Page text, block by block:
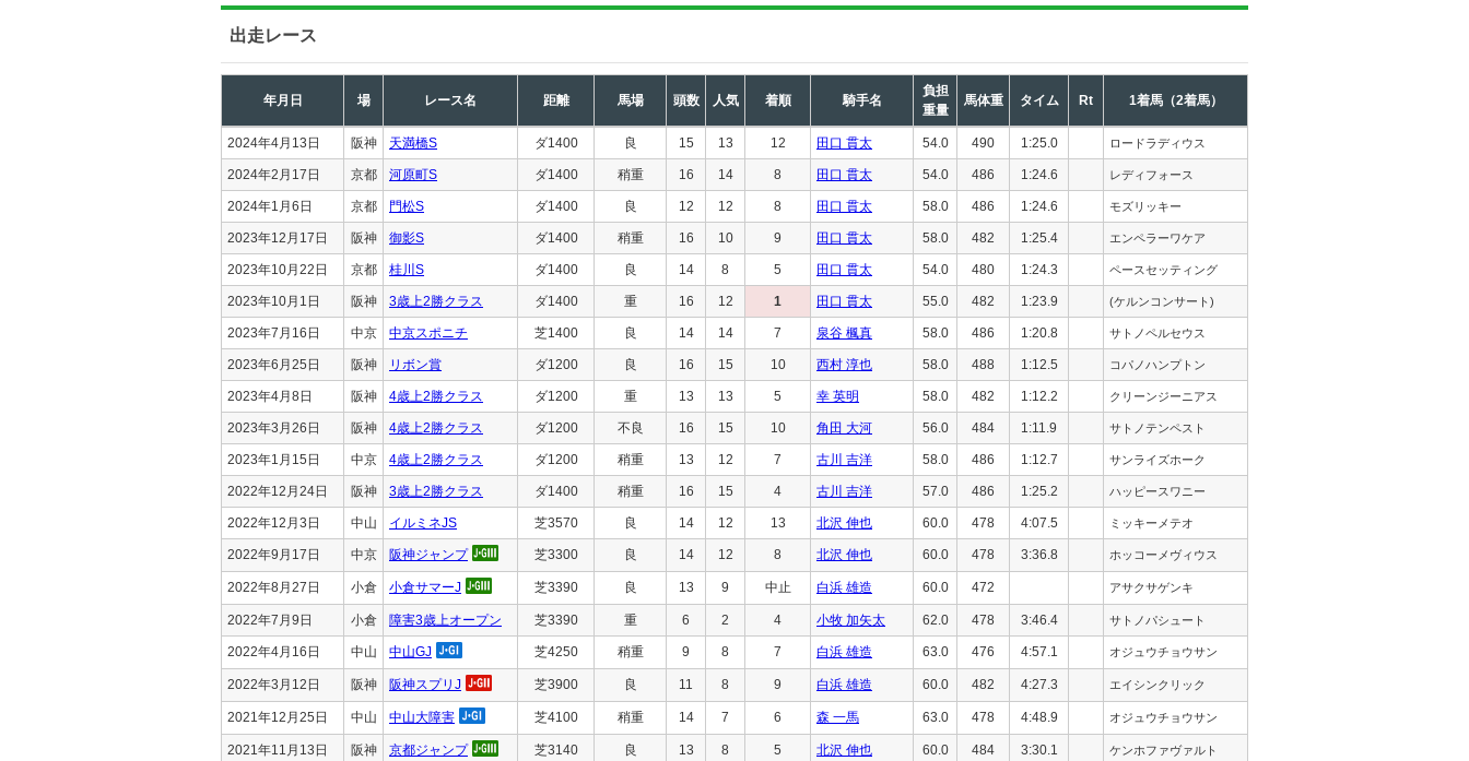
出走レース
年月日 場 レース名 距離 馬場 頭数 人気 着順 騎手名
負担
重量
馬体重 タイム Rt 1着馬（2着馬）
2024年4月13日 阪神 天満橋S ダ1400 良 15 13 12 田口 貫太 54.0 490 1:25.0 ロードラディウス
2024年2月17日 京都 河原町S ダ1400 稍重 16 14 8 田口 貫太 54.0 486 1:24.6 レディフォース
2024年1月6日 京都 門松S ダ1400 良 12 12 8 田口 貫太 58.0 486 1:24.6 モズリッキー
2023年12月17日 阪神 御影S ダ1400 稍重 16 10 9 田口 貫太 58.0 482 1:25.4 エンペラーワケア
2023年10月22日 京都 桂川S ダ1400 良 14 8 5 田口 貫太 54.0 480 1:24.3 ペースセッティング
2023年10月1日 阪神 3歳上2勝クラス ダ1400 重 16 12 1 田口 貫太 55.0 482 1:23.9 (ケルンコンサート)
2023年7月16日 中京 中京スポニチ 芝1400 良 14 14 7 泉谷 楓真 58.0 486 1:20.8 サトノペルセウス
2023年6月25日 阪神 リボン賞 ダ1200 良 16 15 10 西村 淳也 58.0 488 1:12.5 コパノハンプトン
2023年4月8日 阪神 4歳上2勝クラス ダ1200 重 13 13 5 幸 英明 58.0 482 1:12.2 クリーンジーニアス
2023年3月26日 阪神 4歳上2勝クラス ダ1200 不良 16 15 10 角田 大河 56.0 484 1:11.9 サトノテンペスト
2023年1月15日 中京 4歳上2勝クラス ダ1200 稍重 13 12 7 古川 吉洋 58.0 486 1:12.7 サンライズホーク
2022年12月24日 阪神 3歳上2勝クラス ダ1400 稍重 16 15 4 古川 吉洋 57.0 486 1:25.2 ハッピースワニー
2022年12月3日 中山 イルミネJS 芝3570 良 14 12 13 北沢 伸也 60.0 478 4:07.5 ミッキーメテオ
2022年9月17日 中京 阪神ジャンプ 芝3300 良 14 12 8 北沢 伸也 60.0 478 3:36.8 ホッコーメヴィウス
2022年8月27日 小倉 小倉サマーJ 芝3390 良 13 9 中止 白浜 雄造 60.0 472 アサクサゲンキ
2022年7月9日 小倉 障害3歳上オープン 芝3390 重 6 2 4 小牧 加矢太 62.0 478 3:46.4 サトノパシュート
2022年4月16日 中山 中山GJ 芝4250 稍重 9 8 7 白浜 雄造 63.0 476 4:57.1 オジュウチョウサン
2022年3月12日 阪神 阪神スプリJ 芝3900 良 11 8 9 白浜 雄造 60.0 482 4:27.3 エイシンクリック
2021年12月25日 中山 中山大障害 芝4100 稍重 14 7 6 森 一馬 63.0 478 4:48.9 オジュウチョウサン
2021年11月13日 阪神 京都ジャンプ 芝3140 良 13 8 5 北沢 伸也 60.0 484 3:30.1 ケンホファヴァルト